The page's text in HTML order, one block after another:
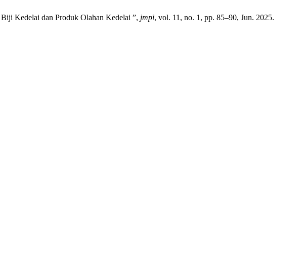
Kedelai dan Produk Olahan Kedelai ”, jmpi, vol. 11, no. 1, pp. 85–90, Jun. 2025.